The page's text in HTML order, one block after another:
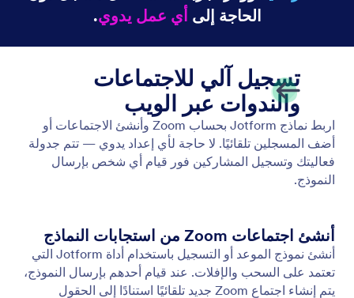
قم بتوصيل Jotform بـZoom لجدولة الاجتماعات وتسجيل
المشاركين تلقائيًا.